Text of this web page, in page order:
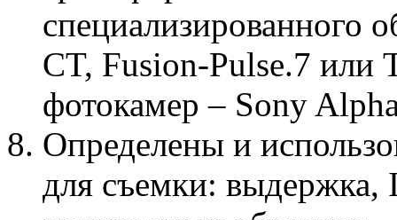
специализированного
CT, Fusion-Pulse.7 или
фотокамер – Sony
Определены и
для съемки: выдержка,